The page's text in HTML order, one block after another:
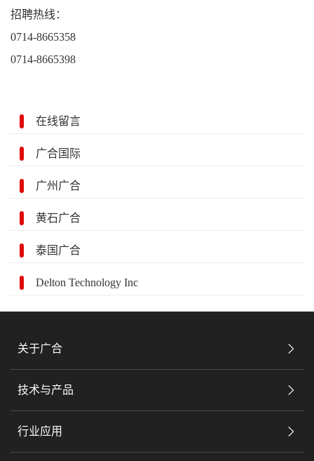
招聘热线：
0714-8665358
0714-8665398
在线留言
广合国际
广州广合
黄石广合
泰国广合
Delton Technology Inc
关于广合
技术与产品
行业应用